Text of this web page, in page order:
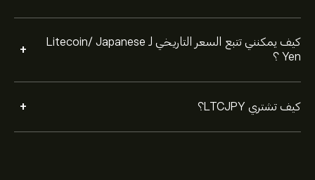
كيف يمكنني تتبع السعر التاريخي لـ Litecoin/ Japanese
Yen ؟
+
كيف تشتري LTCJPY؟ +